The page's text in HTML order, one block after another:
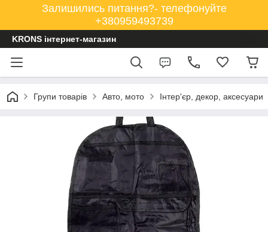
Залишились питання?- телефонуйте
+380959493739
KRONS інтернет-магазин
Групи товарів Авто, мото Інтер'єр, декор, аксесуари